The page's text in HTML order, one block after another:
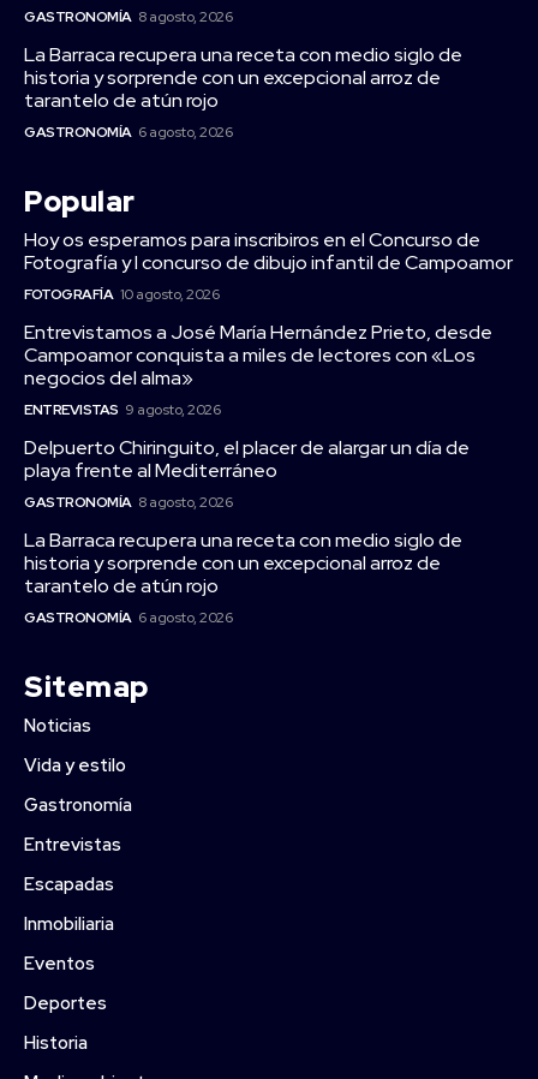
GASTRONOMÍA 8 agosto, 2026
La Barraca recupera una receta con medio siglo de
historia y sorprende con un excepcional arroz de
tarantelo de atún rojo
GASTRONOMÍA 6 agosto, 2026
Popular
Hoy os esperamos para inscribiros en el Concurso de
Fotografía y I concurso de dibujo infantil de Campoamor
FOTOGRAFÍA 10 agosto, 2026
Entrevistamos a José María Hernández Prieto, desde
Campoamor conquista a miles de lectores con «Los
negocios del alma»
ENTREVISTAS 9 agosto, 2026
Delpuerto Chiringuito, el placer de alargar un día de
playa frente al Mediterráneo
GASTRONOMÍA 8 agosto, 2026
La Barraca recupera una receta con medio siglo de
historia y sorprende con un excepcional arroz de
tarantelo de atún rojo
GASTRONOMÍA 6 agosto, 2026
Sitemap
Noticias
Vida y estilo
Gastronomía
Entrevistas
Escapadas
Inmobiliaria
Eventos
Deportes
Historia